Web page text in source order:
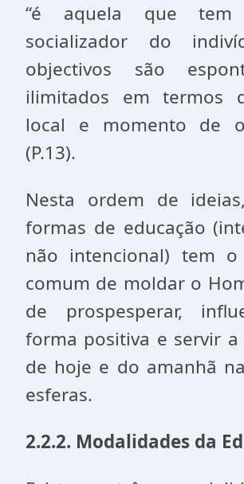
“é aquela que
socializador do
objectivos são
ilimitados em termos
local e momento de
(P.13).
Nesta ordem de
formas de educação
não intencional) tem o
comum de moldar o
de prospesperar,
forma positiva e servir a
de hoje e do amanhã
esferas.
2.2.2. Modalidades da